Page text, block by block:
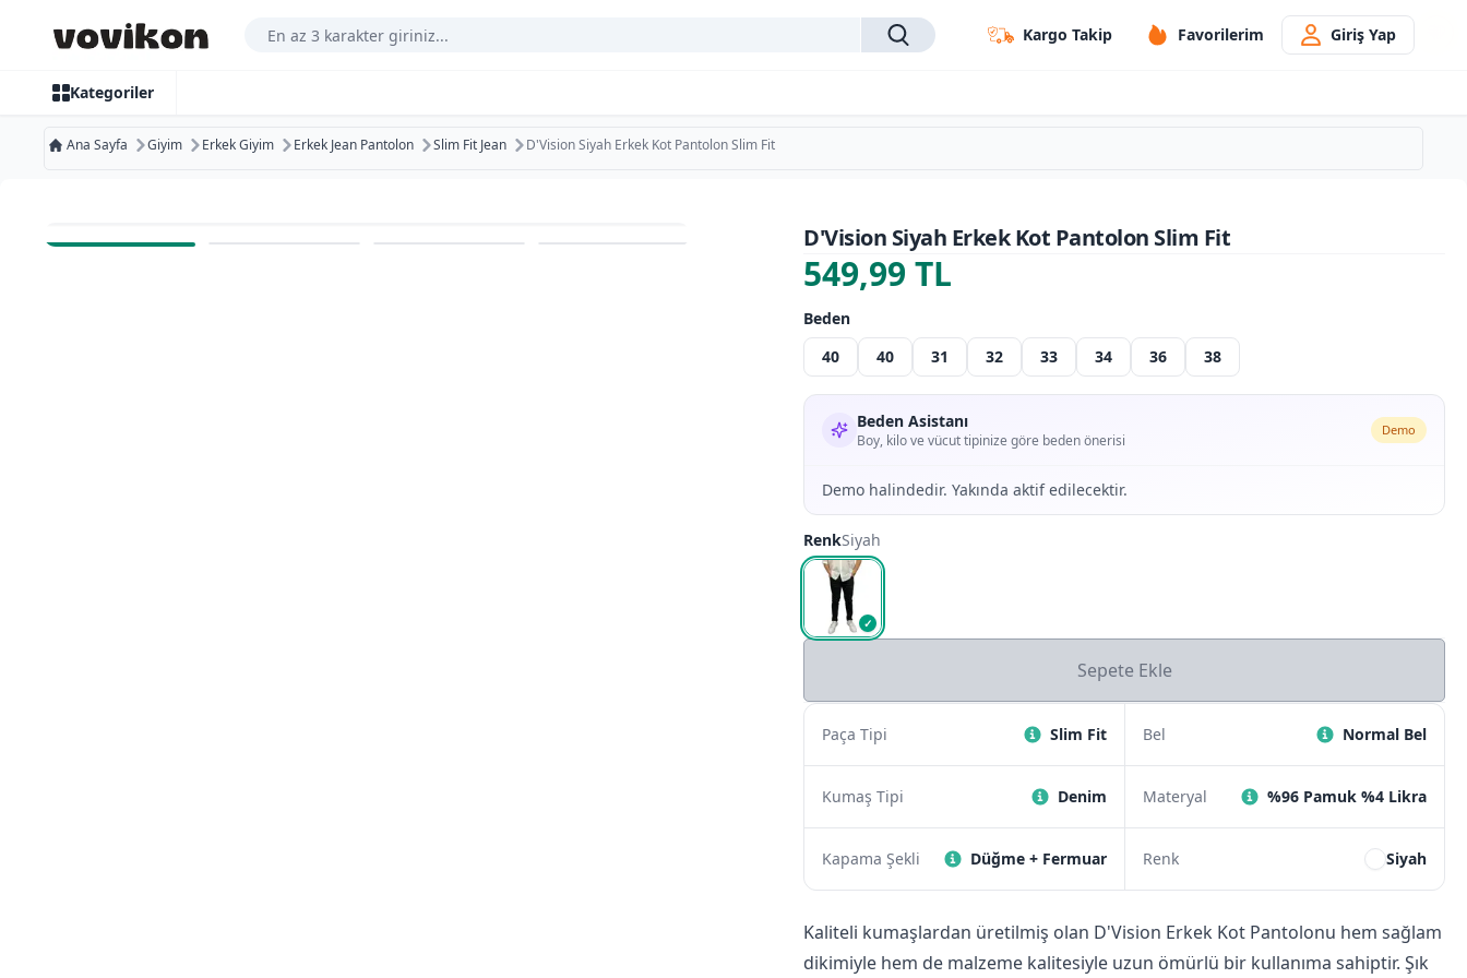
Arama Yap Kargo Takip Favorilerim Giriş Yap
Kategoriler
Ana Sayfa Giyim Erkek Giyim Erkek Jean Pantolon Slim Fit Jean D'Vision Siyah Erkek Kot Pantolon Slim Fit
Ücretsiz Kargo
D'Vision Siyah Erkek Kot Pantolon Slim Fit
549,99 TL
Beden
40
40 31 32 33 34 36 38
Beden Asistanı
Boy, kilo ve vücut tipinize göre beden önerisi
Demo
Demo halindedir. Yakında aktif edilecektir.
RenkSiyah
✓
Sepete Ekle
Paça Tipi Slim Fit Bel Normal Bel
Kumaş Tipi Denim Materyal %96 Pamuk %4 Likra
Kapama Şekli Düğme + Fermuar Renk Siyah
Kaliteli kumaşlardan üretilmiş olan D'Vision Erkek Kot Pantolonu hem sağlam
dikimiyle hem de malzeme kalitesiyle uzun ömürlü bir kullanıma sahiptir. Şık